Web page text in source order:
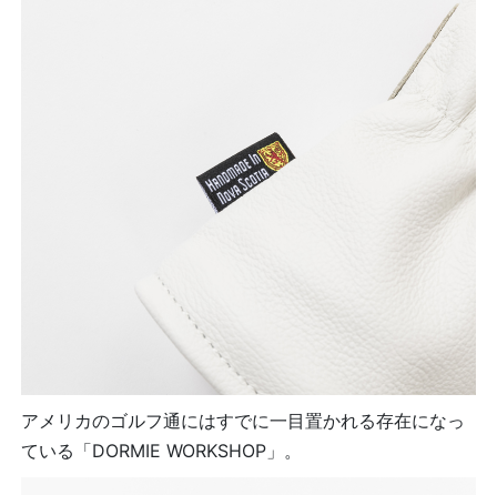
アメリカのゴルフ通にはすでに一目置かれる存在になっ
ている「DORMIE WORKSHOP」。